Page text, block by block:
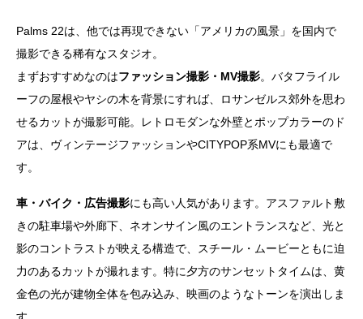
Palms 22は、他では再現できない「アメリカの風景」を国内で
撮影できる稀有なスタジオ。
まずおすすめなのはファッション撮影・MV撮影。バタフライル
ーフの屋根やヤシの木を背景にすれば、ロサンゼルス郊外を思わ
せるカットが撮影可能。レトロモダンな外壁とポップカラーのド
アは、ヴィンテージファッションやCITYPOP系MVにも最適で
す。
車・バイク・広告撮影にも高い人気があります。アスファルト敷
きの駐車場や外廊下、ネオンサイン風のエントランスなど、光と
影のコントラストが映える構造で、スチール・ムービーともに迫
力のあるカットが撮れます。特に夕方のサンセットタイムは、黄
金色の光が建物全体を包み込み、映画のようなトーンを演出しま